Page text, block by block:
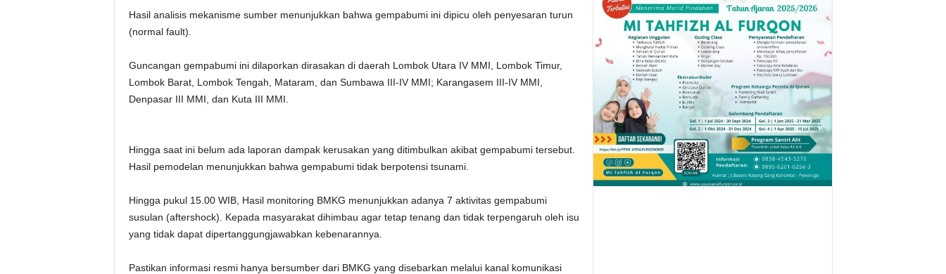
Hasil analisis mekanisme sumber menunjukkan bahwa gempabumi ini dipicu oleh penyesaran turun
(normal fault).
Guncangan gempabumi ini dilaporkan dirasakan di daerah Lombok Utara IV MMI, Lombok Timur,
Lombok Barat, Lombok Tengah, Mataram, dan Sumbawa III-IV MMI; Karangasem III-IV MMI,
Denpasar III MMI, dan Kuta III MMI.
Hingga saat ini belum ada laporan dampak kerusakan yang ditimbulkan akibat gempabumi tersebut.
Hasil pemodelan menunjukkan bahwa gempabumi tidak berpotensi tsunami.
Hingga pukul 15.00 WIB, Hasil monitoring BMKG menunjukkan adanya 7 aktivitas gempabumi
susulan (aftershock). Kepada masyarakat dihimbau agar tetap tenang dan tidak terpengaruh oleh isu
yang tidak dapat dipertanggungjawabkan kebenarannya.
Pastikan informasi resmi hanya bersumber dari BMKG yang disebarkan melalui kanal komunikasi